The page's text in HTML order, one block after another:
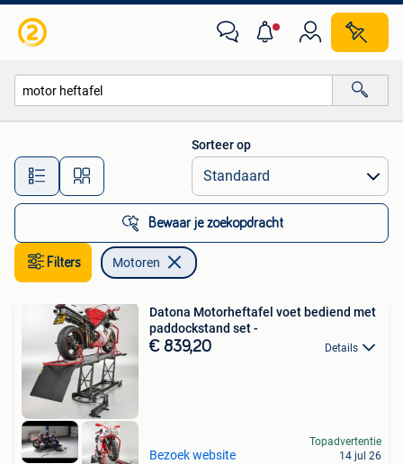
Alle afstanden…
Sorteer op
Bewaar je zoekopdracht
Filters Motoren
Datona Motorheftafel voet bediend met
paddockstand set -
€ 839,20 Details
Bezoek website
Topadvertentie
14 jul 26